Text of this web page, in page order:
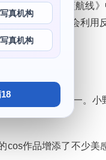
真机构
真机构
瓜曾经为《碧蓝航
，小野寺地瓜会利
配。
代表性作品之一。
cos作品增添了不少